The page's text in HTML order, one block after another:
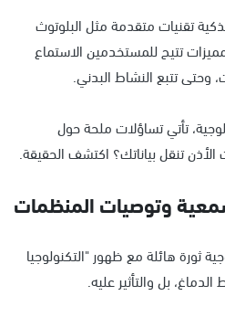
تقنيات متقدمة مثل البلوتوث
تتيح للمستخدمين الاستماع
وحتى تتبع النشاط البدني.
تأتي تساؤلات ملحة حول
تنقل بياناتك؟ اكتشف الحقيقة.
وتوصيات المنظمات
ثورة هائلة مع ظهور "التكنولوجيا
بل والتأثير عليه.